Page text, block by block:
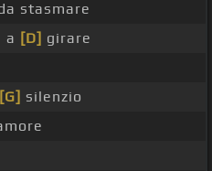
stasmare
a [D] girare
[G] silenzio